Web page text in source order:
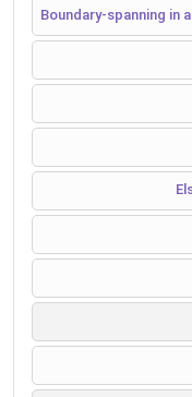
Boundary-spanning in